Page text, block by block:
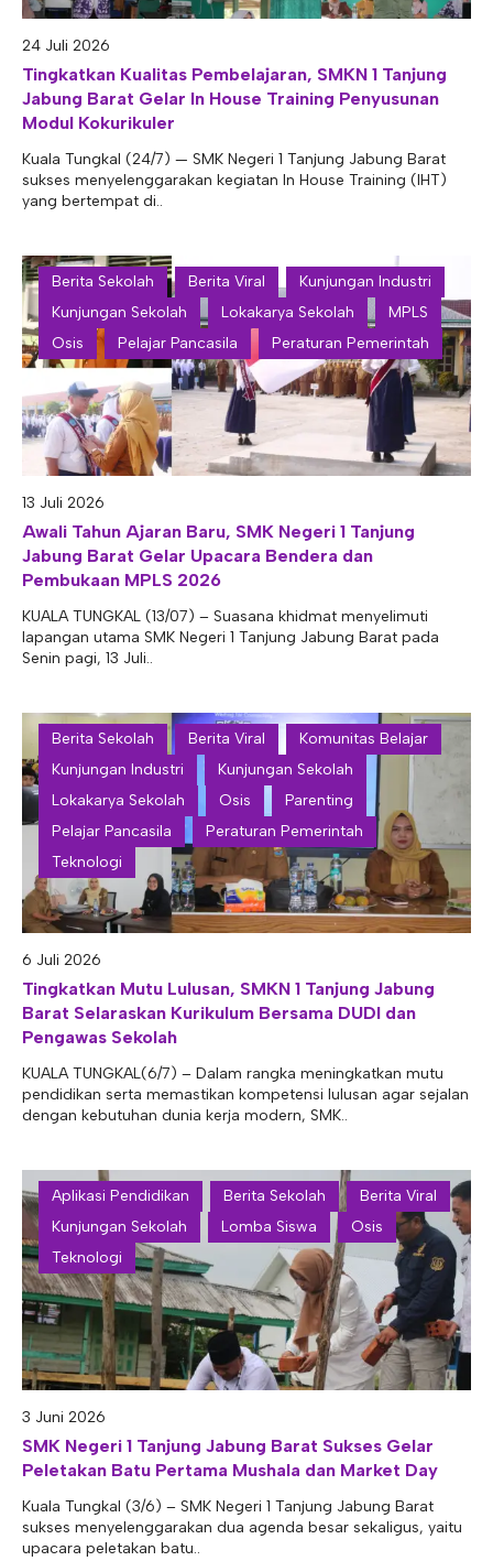
24 Juli 2026
Tingkatkan Kualitas Pembelajaran, SMKN 1 Tanjung
Jabung Barat Gelar In House Training Penyusunan
Modul Kokurikuler
Kuala Tungkal (24/7) — SMK Negeri 1 Tanjung Jabung Barat
sukses menyelenggarakan kegiatan In House Training (IHT)
yang bertempat di..
Berita Sekolah Berita Viral
Kunjungan Industri
Kunjungan Sekolah
Lokakarya Sekolah
MPLS
Osis
Pelajar Pancasila Peraturan Pemerintah
13 Juli 2026
Awali Tahun Ajaran Baru, SMK Negeri 1 Tanjung
Jabung Barat Gelar Upacara Bendera dan
Pembukaan MPLS 2026
KUALA TUNGKAL (13/07) – Suasana khidmat menyelimuti
lapangan utama SMK Negeri 1 Tanjung Jabung Barat pada
Senin pagi, 13 Juli..
Berita Sekolah Berita Viral
Komunitas Belajar
Kunjungan Industri
Kunjungan Sekolah
Lokakarya Sekolah
Osis
Parenting
Pelajar Pancasila
Peraturan Pemerintah
Teknologi
6 Juli 2026
Tingkatkan Mutu Lulusan, SMKN 1 Tanjung Jabung
Barat Selaraskan Kurikulum Bersama DUDI dan
Pengawas Sekolah
KUALA TUNGKAL(6/7) – Dalam rangka meningkatkan mutu
pendidikan serta memastikan kompetensi lulusan agar sejalan
dengan kebutuhan dunia kerja modern, SMK..
Aplikasi Pendidikan Berita Sekolah
Berita Viral
Kunjungan Sekolah
Lomba Siswa
Osis
Teknologi
3 Juni 2026
SMK Negeri 1 Tanjung Jabung Barat Sukses Gelar
Peletakan Batu Pertama Mushala dan Market Day
Kuala Tungkal (3/6) – SMK Negeri 1 Tanjung Jabung Barat
sukses menyelenggarakan dua agenda besar sekaligus, yaitu
upacara peletakan batu..